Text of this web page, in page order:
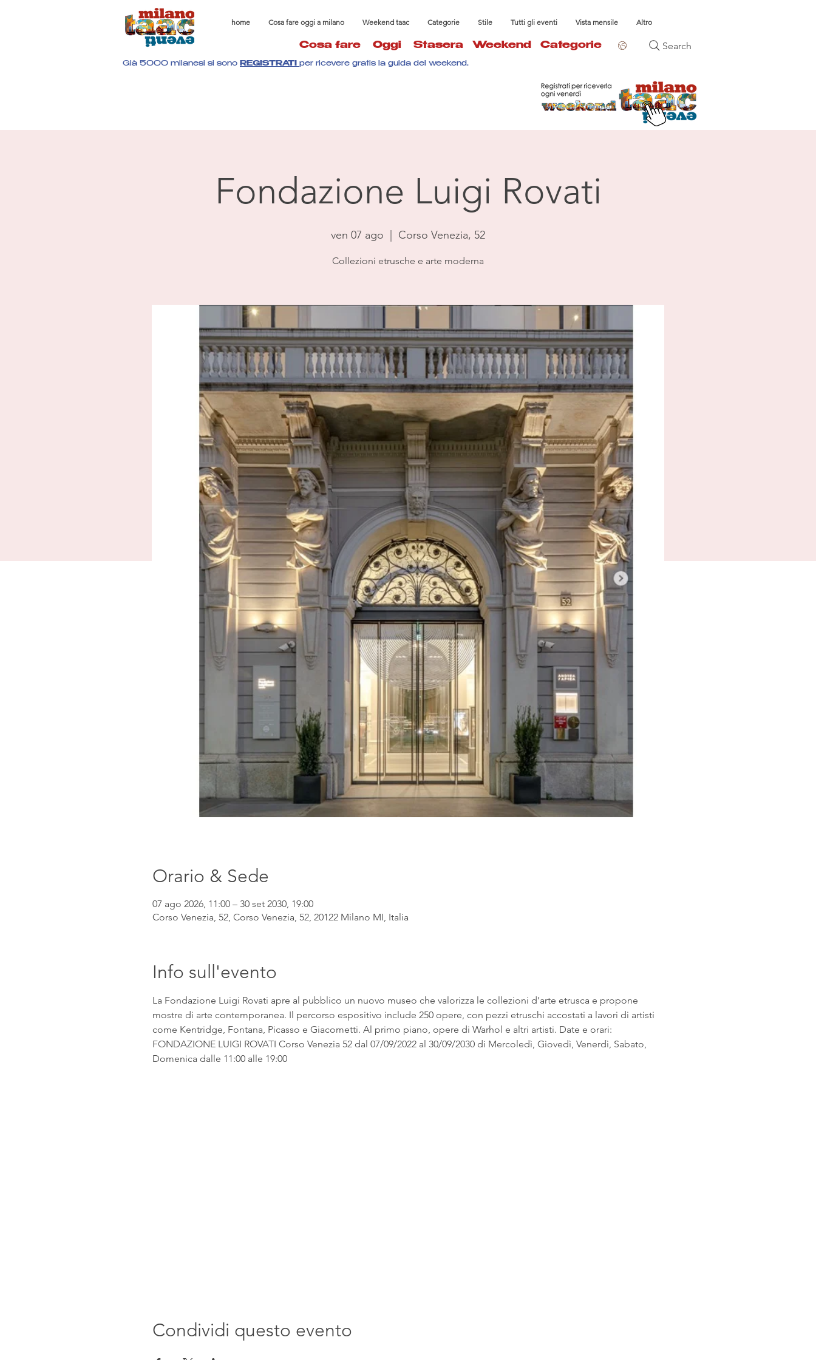
home Cosa fare oggi a milano Weekend taac Categorie Stile Tutti gli eventi Vista mensile Altro
Cosa fare Oggi Stasera Weekend Categorie Search
Già 5000 milanesi si sono REGISTRATI per ricevere gratis la guida del weekend.
Fondazione Luigi Rovati
ven 07 ago Corso Venezia, 52
Collezioni etrusche e arte moderna
Orario & Sede
07 ago 2026, 11:00 – 30 set 2030, 19:00
Corso Venezia, 52, Corso Venezia, 52, 20122 Milano MI, Italia
Info sull'evento
La Fondazione Luigi Rovati apre al pubblico un nuovo museo che valorizza le collezioni d’arte etrusca e propone
mostre di arte contemporanea. Il percorso espositivo include 250 opere, con pezzi etruschi accostati a lavori di artisti
come Kentridge, Fontana, Picasso e Giacometti. Al primo piano, opere di Warhol e altri artisti. Date e orari:
FONDAZIONE LUIGI ROVATI Corso Venezia 52 dal 07/09/2022 al 30/09/2030 di Mercoledì, Giovedì, Venerdì, Sabato,
Domenica dalle 11:00 alle 19:00
Condividi questo evento